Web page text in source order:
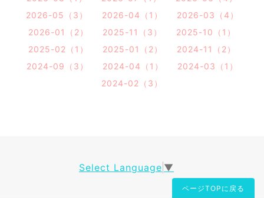
2026-05（3）
2026-04（1）
2026-03（4）
2026-01（2）
2025-11（3）
2025-10（1）
2025-02（1）
2025-01（2）
2024-11（2）
2024-09（3）
2024-04（1）
2024-03（1）
2024-02（3）
Select Language ▼
ページTOPに戻る